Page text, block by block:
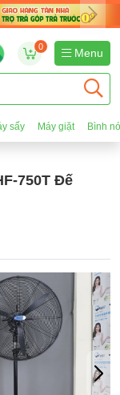
0
Menu
sấy Máy giặt Bình
750T Đế